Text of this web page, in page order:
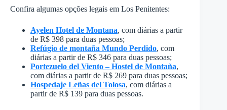
Confira algumas opções legais em Los Penitentes:
Ayelen Hotel de Montana, com diárias a partir
de R$ 398 para duas pessoas;
Refúgio de montaña Mundo Perdido, com
diárias a partir de R$ 346 para duas pessoas;
Portezuelo del Viento – Hostel de Montaña,
com diárias a partir de R$ 269 para duas pessoas;
Hospedaje Leñas del Tolosa, com diárias a
partir de R$ 139 para duas pessoas.